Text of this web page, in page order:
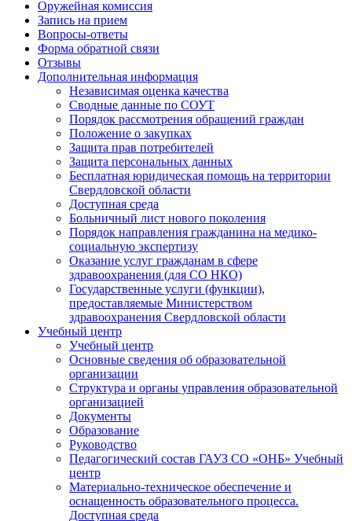
Оружейная комиссия
Запись на прием
Вопросы-ответы
Форма обратной связи
Отзывы
Дополнительная информация
Независимая оценка качества
Сводные данные по СОУТ
Порядок рассмотрения обращений граждан
Положение о закупках
Защита прав потребителей
Защита персональных данных
Бесплатная юридическая помощь на территории
Свердловской области
Доступная среда
Больничный лист нового поколения
Порядок направления гражданина на медико-
социальную экспертизу
Оказание услуг гражданам в сфере
здравоохранения (для СО НКО)
Государственные услуги (функции),
предоставляемые Министерством
здравоохранения Свердловской области
Учебный центр
Учебный центр
Основные сведения об образовательной
организации
Структура и органы управления образовательной
организацией
Документы
Образование
Руководство
Педагогический состав ГАУЗ СО «ОНБ» Учебный
центр
Материально-техническое обеспечение и
оснащенность образовательного процесса.
Доступная среда